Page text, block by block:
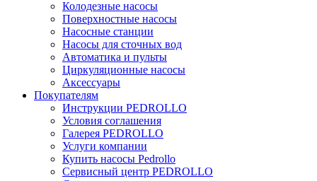
Колодезные насосы
Поверхностные насосы
Насосные станции
Насосы для сточных вод
Автоматика и пульты
Циркуляционные насосы
Аксессуары
Покупателям
Инструкции PEDROLLO
Условия соглашения
Галерея PEDROLLO
Услуги компании
Купить насосы Pedrollo
Сервисный центр PEDROLLO